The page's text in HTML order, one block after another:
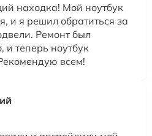
находка! Мой ноутбук
и я решил обратиться за
Ремонт был
и теперь ноутбук
всем!